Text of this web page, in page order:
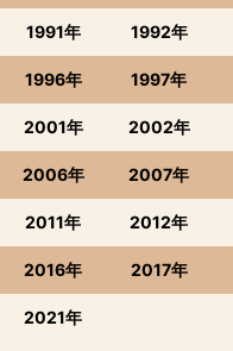
1991年 1992年
1996年 1997年
2001年 2002年
2006年 2007年
2011年 2012年
2016年 2017年
2021年